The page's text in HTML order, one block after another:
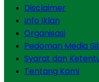
Disclaimer
Info Iklan
Organisasi
Pedoman Media
Syarat dan
Tentang Kami